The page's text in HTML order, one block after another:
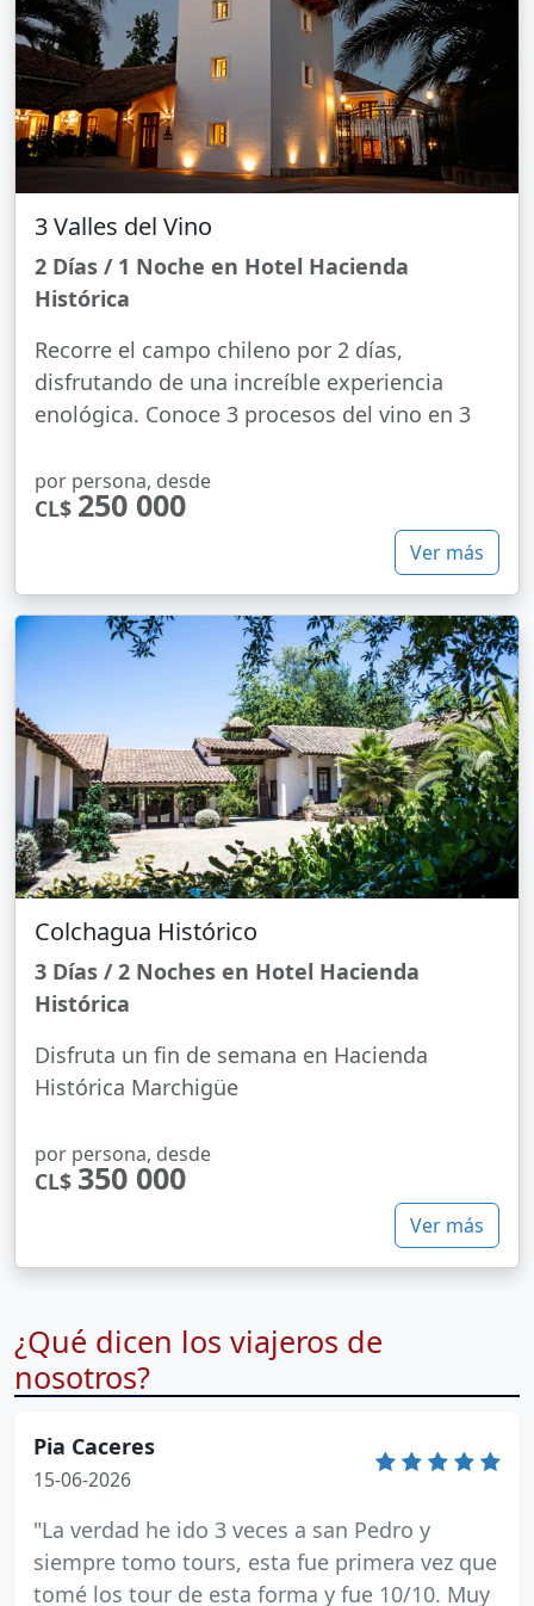
3 Valles del Vino
2 Días / 1 Noche en Hotel Hacienda
Histórica
Recorre el campo chileno por 2 días,
disfrutando de una increíble experiencia
enológica. Conoce 3 procesos del vino en 3
por persona, desde
CL$ 250 000
Ver más
Colchagua Histórico
3 Días / 2 Noches en Hotel Hacienda
Histórica
Disfruta un fin de semana en Hacienda
Histórica Marchigüe
por persona, desde
CL$ 350 000
Ver más
¿Qué dicen los viajeros de
nosotros?
Pia Caceres
15-06-2026
"La verdad he ido 3 veces a san Pedro y
siempre tomo tours, esta fue primera vez que
tomé los tour de esta forma y fue 10/10. Muy